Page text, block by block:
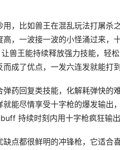
，比如兽王在混乱玩法打屠杀
，一波接一波的小怪涌过来，
兽王能持续释放强力技能，轻
成了优点，一发六连发就能打
药回复类技能，化解耗弹快的
能尽情享受十字枪的爆发输出
持续时刻内用十字枪疯狂输
点都很鲜明的冲锋枪，它适合